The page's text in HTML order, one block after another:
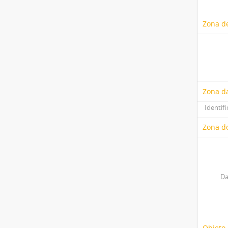
Zona
Zona
Zona